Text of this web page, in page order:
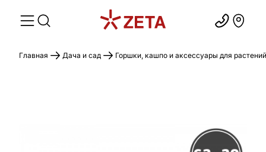
Главная Дача и сад Горшки, кашпо и аксессуары для растений